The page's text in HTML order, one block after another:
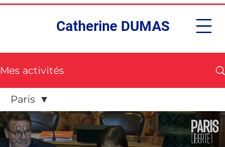
Catherine DUMAS
Mes activités
Tous les
posts
Paris